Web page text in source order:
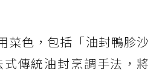
菜色，包括「油封鴨胗沙
傳統油封烹調手法，將